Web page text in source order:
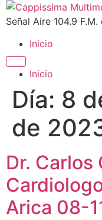
Señal Aire 104.9
Inicio
Inicio
Día: 8
de
Dr. Carlos
Arica 08-